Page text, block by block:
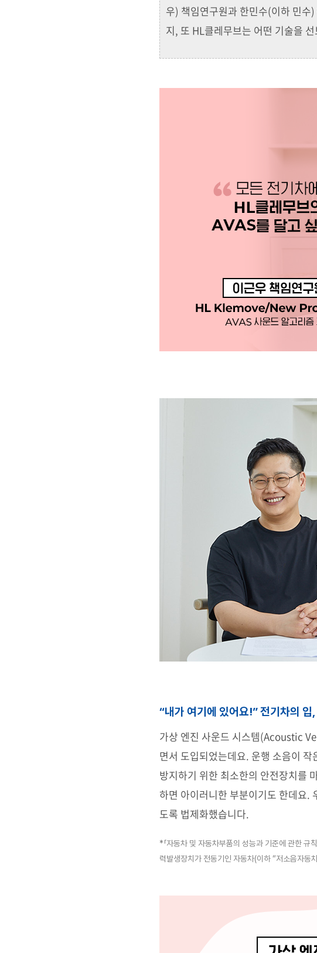
우) 책임연구원과 한민수(이하 민수
지, 또 HL클레무브는 어떤 기술을
“내가 여기에 있어요!” 전기차의
가상 엔진 사운드 시스템(Acoustic
면서 도입되었는데요. 운행 소음이
방지하기 위한 최소한의 안전장치를
하면 아이러니한 부분이기도 한데요.
도록 법제화했습니다.
*「자동차 및 자동차부품의 성능과 기준에 관한 규칙
력발생장치가 전동기인 자동차(이하 “저소음자동